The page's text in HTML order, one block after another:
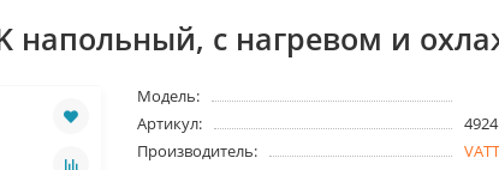
напольный, с нагревом и
Модель:
Артикул:
4924
Производитель: